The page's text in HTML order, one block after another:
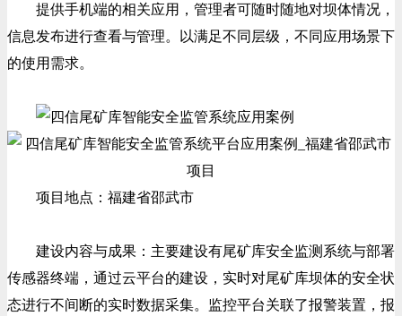
提供手机端的相关应用，管理者可随时随地对坝体情况，
信息发布进行查看与管理。以满足不同层级，不同应用场景下
的使用需求。
项目地点：福建省邵武市
建设内容与成果：主要建设有尾矿库安全监测系统与部署
传感器终端，通过云平台的建设，实时对尾矿库坝体的安全状
态进行不间断的实时数据采集。监控平台关联了报警装置，报